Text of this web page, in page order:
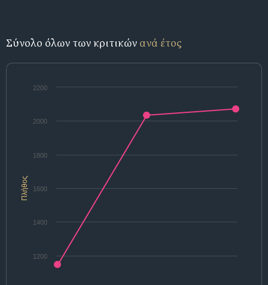
Σύνολο όλων των κριτικών ανά έτος
Πλήθος
1200
1400
1600
1800
2000
2200